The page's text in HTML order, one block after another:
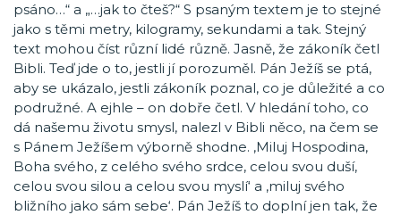
psáno…“ a „…jak to čteš?“ S psaným textem je to stejné
jako s těmi metry, kilogramy, sekundami a tak. Stejný
text mohou číst různí lidé různě. Jasně, že zákoník četl
Bibli. Teď jde o to, jestli jí porozuměl. Pán Ježíš se ptá,
aby se ukázalo, jestli zákoník poznal, co je důležité a co
podružné. A ejhle – on dobře četl. V hledání toho, co
dá našemu životu smysl, nalezl v Bibli něco, na čem se
s Pánem Ježíšem výborně shodne. ‚Miluj Hospodina,
Boha svého, z celého svého srdce, celou svou duší,
celou svou silou a celou svou myslí‘ a ‚miluj svého
bližního jako sám sebe‘. Pán Ježíš to doplní jen tak, že